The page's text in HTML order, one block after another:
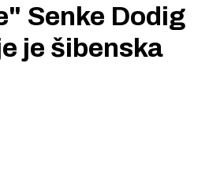
Senke Dodig
je šibenska